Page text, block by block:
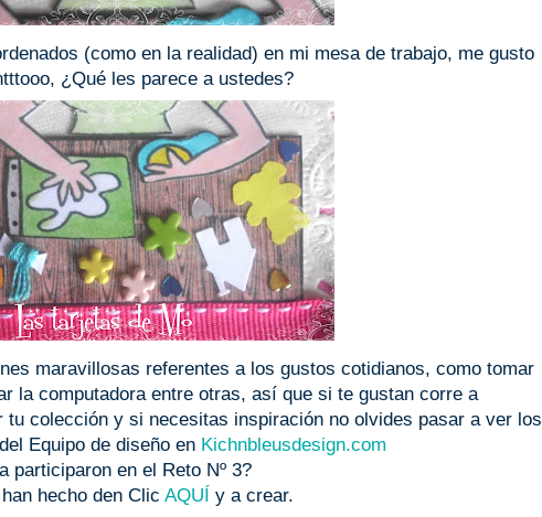
(como en la realidad) en mi mesa de trabajo, me gusto
¿Qué les parece a ustedes?
maravillosas referentes a los gustos cotidianos, como tomar
la computadora entre otras, así que si te gustan corre a
tu colección y si necesitas inspiración no olvides pasar a ver los
Equipo de diseño en Kichnbleusdesign.com
participaron en el Reto Nº 3?
hecho den Clic AQUÍ y a crear.